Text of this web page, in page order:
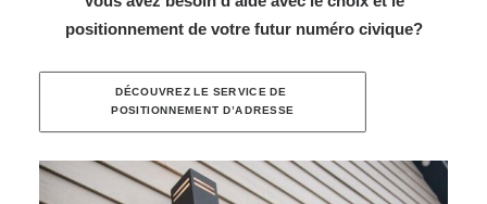
positionnement de votre futur numéro civique?
DÉCOUVREZ LE SERVICE DE
POSITIONNEMENT D’ADRESSE